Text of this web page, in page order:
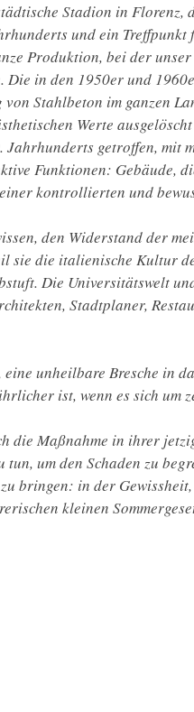
Stadion in Florenz,
und ein
Produktion, bei der
in den 1950er und
Stahlbeton im ganzen
Werte
getroffen, mit
Funktionen: Gebäude,
kontrollierten und
den Widerstand der
sie die italienische Kultur
Die Universitätswelt
Stadtplaner,
unheilbare Bresche in
ist, wenn es sich
die Maßnahme in ihrer
um den Schaden zu
bringen: in der
kleinen